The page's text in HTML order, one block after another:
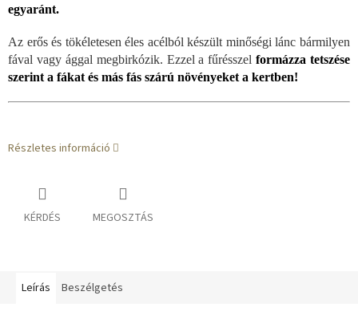
egyaránt.
Az erős és tökéletesen éles acélból készült minőségi lánc bármilyen
fával vagy ággal megbirkózik. Ezzel a fűrésszelformázza tetszése
szerint a fákat és más fás szárú növényeket a kertben!
Részletes információ
KÉRDÉS MEGOSZTÁS
Leírás Beszélgetés